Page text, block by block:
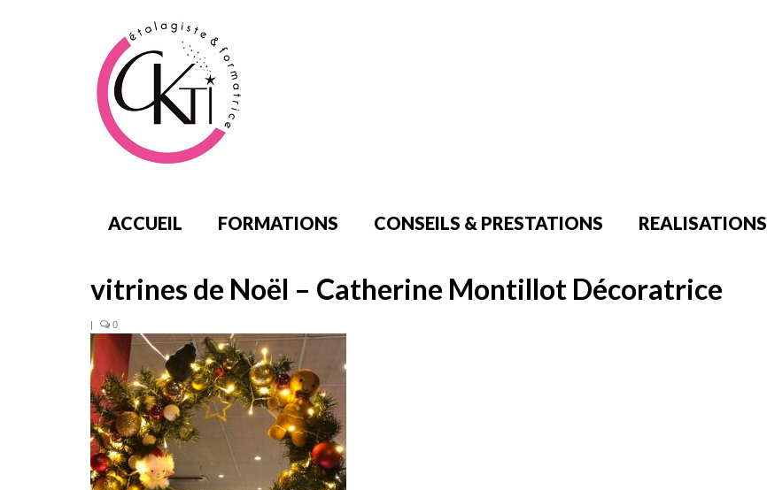
ACCUEIL FORMATIONS CONSEILS & PRESTATIONS REALISATIONS
vitrines de Noël – Catherine Montillot Décoratrice
| 0